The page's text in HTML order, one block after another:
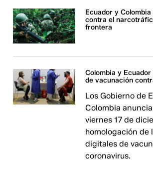
Ecuador y
contra el
frontera
Colombia y
de vacunación
Los Gobierno de
Colombia
viernes 17 de
homologación de
digitales de
coronavirus.